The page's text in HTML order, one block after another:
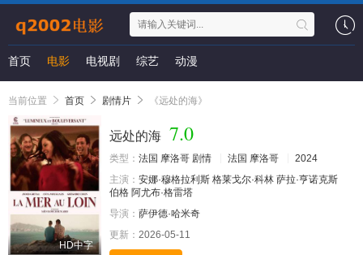
首页 电影 电视剧 综艺 动漫
当前位置 首页 剧情片 《远处的海》
HD中字
远处的海 7.0
类型： 法国 摩洛哥 剧情 法国 摩洛哥
2024
主演： 安娜·穆格拉利斯 格莱戈尔·科林 萨拉·亨诺克斯
伯格 阿尤布·格雷塔
导演： 萨伊德·哈米奇
更新： 2026-05-11